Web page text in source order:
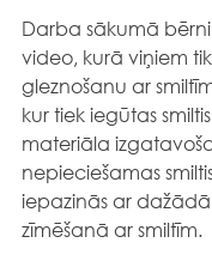
Darba sākumā
video, kurā viņiem
gleznošanu ar
kur tiek iegūtas
materiāla
nepieciešamas
iepazinās ar
zīmēšanā ar smiltīm.